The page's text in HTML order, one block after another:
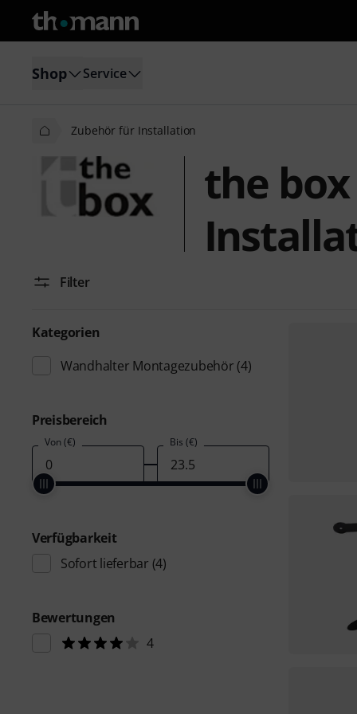
Shop Service
Zubehör für Installation
the
Filter
Kategorien
Wandhalter Montagezubehör (4)
Preisbereich
Von (€) Bis (€)
Verfügbarkeit
Sofort lieferbar (4)
Bewertungen
4